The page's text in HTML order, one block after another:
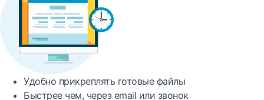
Удобно прикреплять готовые файлы
Быстреечем, через email или звонок